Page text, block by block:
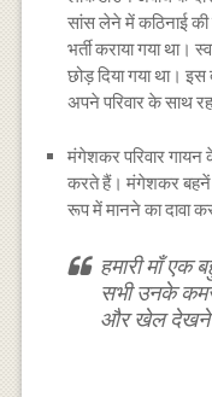
सांस लेने में कठिनाई
भर्ती कराया गया
छोड़ दिया गया था।
अपने परिवार के साथ
मंगेशकर परिवार गायन
करते हैं। मंगेशकर बहनें
रूप में मानने का दावा
हमारी माँ
सभी उनके
और खेल देखने